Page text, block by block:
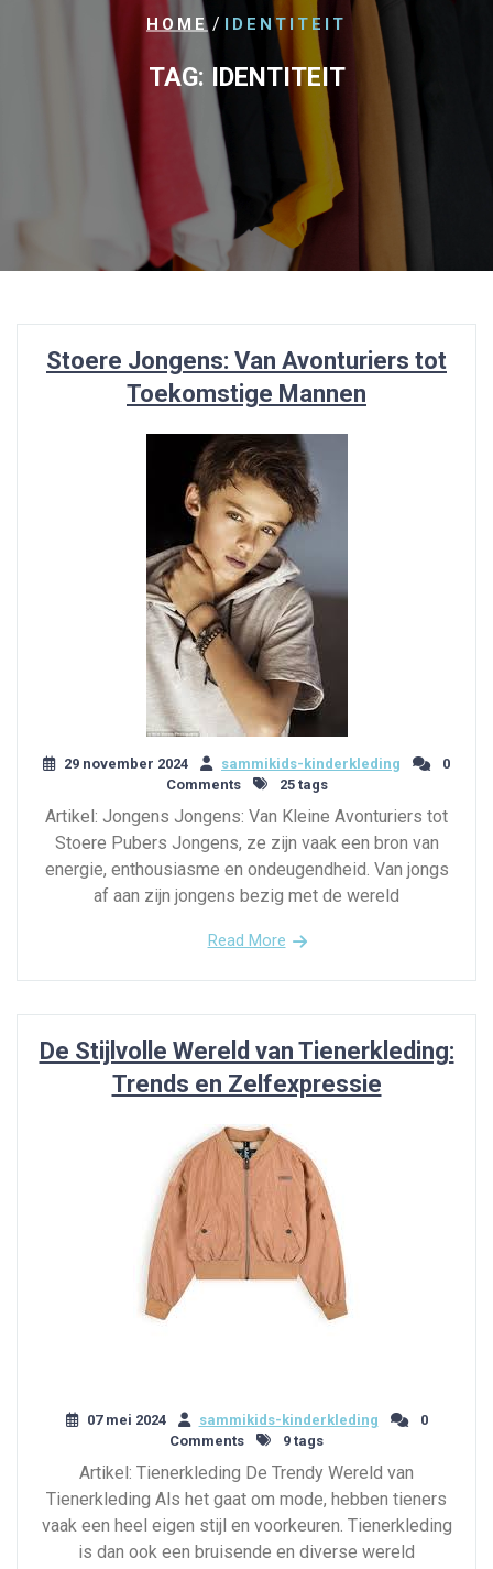
HOME / IDENTITEIT
TAG: IDENTITEIT
Stoere Jongens: Van Avonturiers tot
Toekomstige Mannen
29 november 2024 sammikids-kinderkleding
0
Comments
25 tags
Artikel: Jongens Jongens: Van Kleine Avonturiers tot
Stoere Pubers Jongens, ze zijn vaak een bron van
energie, enthousiasme en ondeugendheid. Van jongs
af aan zijn jongens bezig met de wereld
Read More
De Stijlvolle Wereld van Tienerkleding:
Trends en Zelfexpressie
07 mei 2024 sammikids-kinderkleding
0
Comments
9 tags
Artikel: Tienerkleding De Trendy Wereld van
Tienerkleding Als het gaat om mode, hebben tieners
vaak een heel eigen stijl en voorkeuren. Tienerkleding
is dan ook een bruisende en diverse wereld